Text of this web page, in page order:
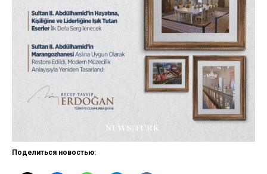
Поделиться новостью: